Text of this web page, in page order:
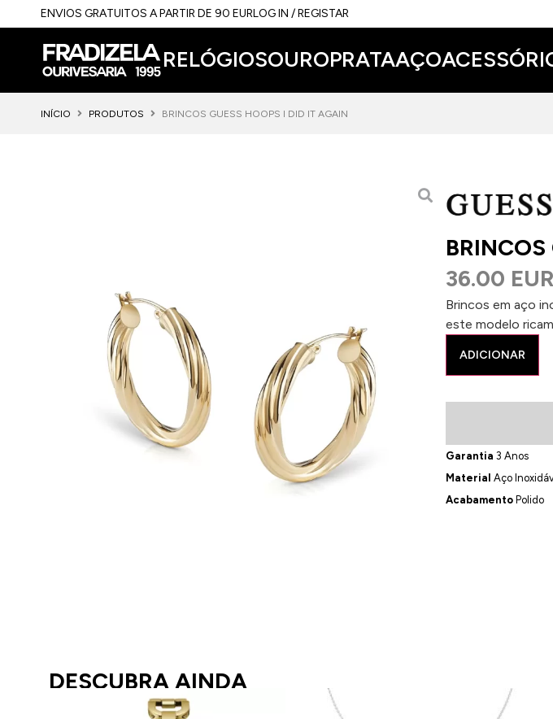
ENVIOS GRATUITOS A PARTIR DE 90 EURLOG IN / REGISTAR
RELÓGIOSOUROPRATAAÇO
INÍCIO PRODUTOS BRINCOS GUESS HOOPS I DID IT AGAIN
36.00
Brincos em aço
este modelo
ADICIONAR
Garantia 3 Anos
Material Aço
AcabamentoPolido
DESCUBRA AINDA